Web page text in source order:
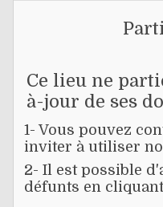
Ce lieu ne
à-jour de ses
1- Vous pouvez
inviter à utiliser
2- Il est possible
défunts en